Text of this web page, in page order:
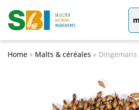
Home » Malts & céréales »